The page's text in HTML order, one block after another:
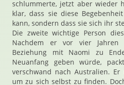
schlummerte, jetzt aber wieder
klar, dass sie diese
kann, sondern dass sie sich ihr
Die zweite wichtige Person
Nachdem er vor vier
Beziehung mit Naomi zu
Neuanfang geben würde,
verschwand nach Australien.
um zu sich selbst zu finden.